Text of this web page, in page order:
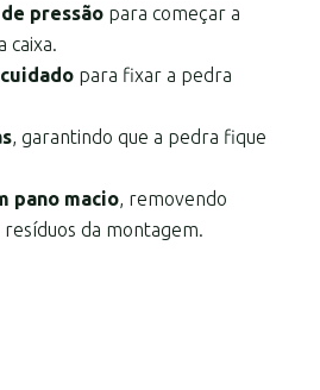
pressãopara começar a
caixa.
para fixar a pedra
, garantindo que a pedra fique
pano macio, removendo
da montagem.